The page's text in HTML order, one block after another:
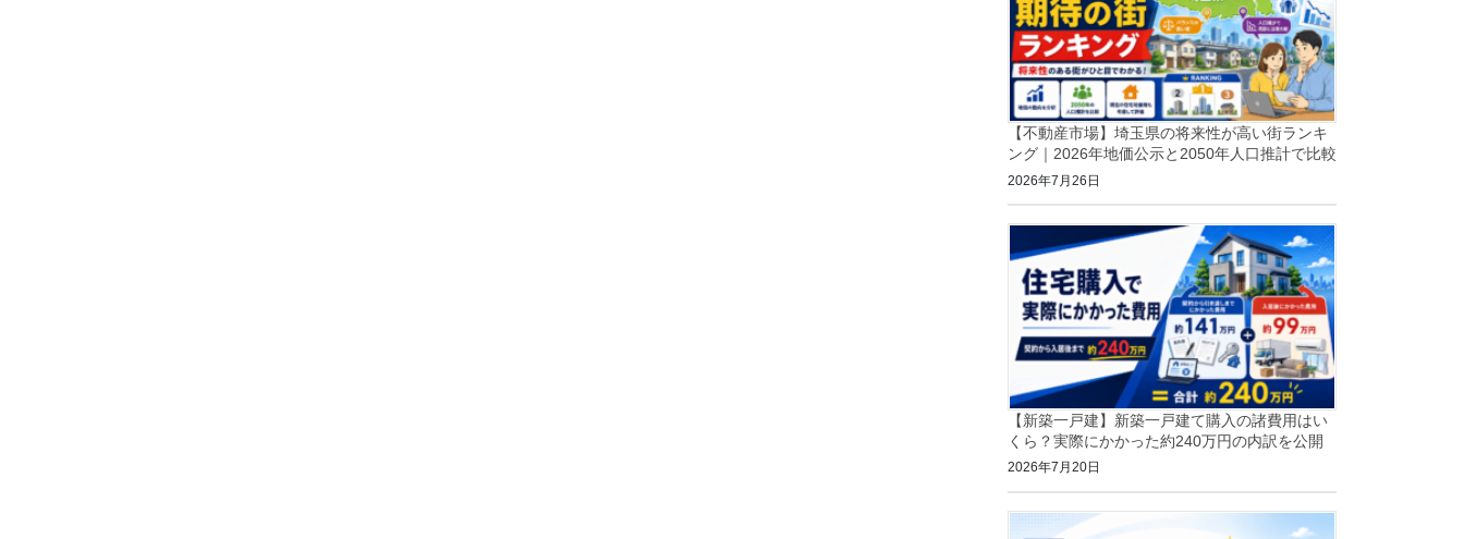
【不動産市場】埼玉県の将来性が高い街ランキ
ング｜2026年地価公示と2050年人口推計で比較
2026年7月26日
【新築一戸建】新築一戸建て購入の諸費用はい
くら？実際にかかった約240万円の内訳を公開
2026年7月20日